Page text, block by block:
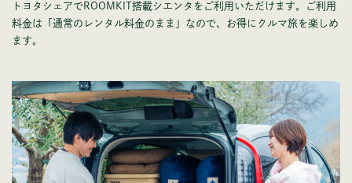
トヨタシェアでROOMKIT搭載シエンタをご利用いただけます。ご利用
料金は「通常のレンタル料金のまま」なので、お得にクルマ旅を楽しめ
ます。